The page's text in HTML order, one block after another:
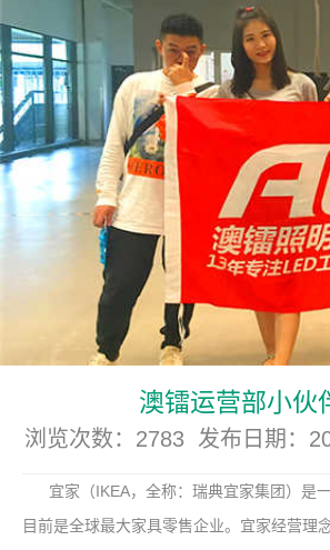
澳镭运营部小伙
浏览次数：2783 发布日期：
宜家（IKEA，全称：瑞典宜家集团）是一
目前是全球最大家具零售企业。宜家经营理